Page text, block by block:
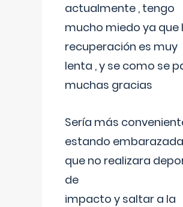
actualmente , tengo
mucho miedo ya que
recuperación es muy
lenta , y se como se
muchas gracias
Sería más
estando embarazada
que no realizara
de
impacto y saltar a la